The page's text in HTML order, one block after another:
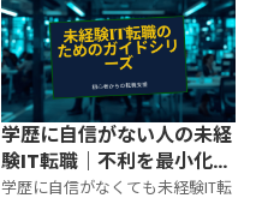
運用・調整・文書化・改善を“運
用力”として言語化すること。職
務経歴書と面接のテンプレで詰
まらない形に整えます。
学歴に自信がない人の未経
験IT転職｜不利を最小化す
る戦い方
学歴に自信がなくても未経験IT転